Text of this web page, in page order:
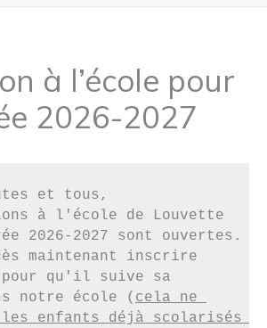
à l’école pour
2026-2027
et tous,
à l'école de Louvette
2026-2027 sont ouvertes.
maintenant inscrire
qu'il suive sa
notre école ( cela ne
les enfants déjà scolarisés